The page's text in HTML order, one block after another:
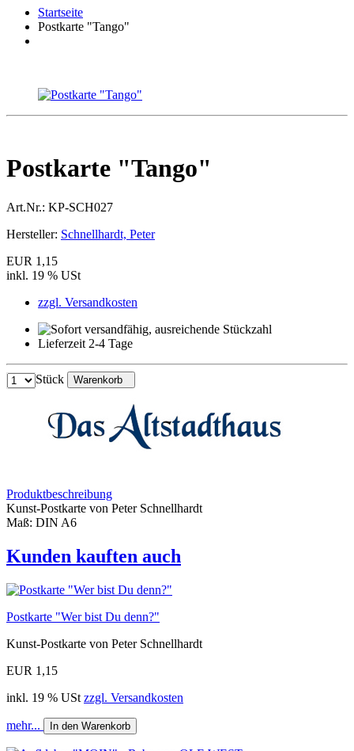
Startseite
Postkarte "Tango"
Postkarte "Tango"
Art.Nr.: KP-SCH027
Hersteller: Schnellhardt, Peter
EUR 1,15
inkl. 19 % USt
zzgl. Versandkosten
Lieferzeit 2-4 Tage
Stück Warenkorb
Produktbeschreibung
Kunst-Postkarte von Peter Schnellhardt
Maß: DIN A6
Kunden kauften auch
Postkarte "Wer bist Du denn?"
Kunst-Postkarte von Peter Schnellhardt
EUR 1,15
inkl. 19 % USt zzgl. Versandkosten
mehr... In den Warenkorb